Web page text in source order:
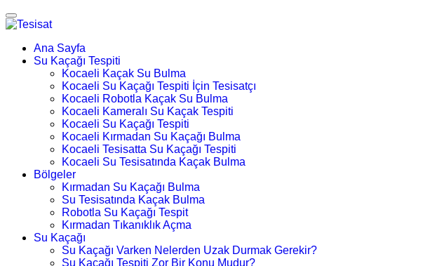
Ana Sayfa
Su Kaçağı Tespiti
Kocaeli Kaçak Su Bulma
Kocaeli Su Kaçağı Tespiti İçin Tesisatçı
Kocaeli Robotla Kaçak Su Bulma
Kocaeli Kameralı Su Kaçak Tespiti
Kocaeli Su Kaçağı Tespiti
Kocaeli Kırmadan Su Kaçağı Bulma
Kocaeli Tesisatta Su Kaçağı Tespiti
Kocaeli Su Tesisatında Kaçak Bulma
Bölgeler
Kırmadan Su Kaçağı Bulma
Su Tesisatında Kaçak Bulma
Robotla Su Kaçağı Tespit
Kırmadan Tıkanıklık Açma
Su Kaçağı
Su Kaçağı Varken Nelerden Uzak Durmak Gerekir?
Su Kaçağı Tespiti Zor Bir Konu Mudur?